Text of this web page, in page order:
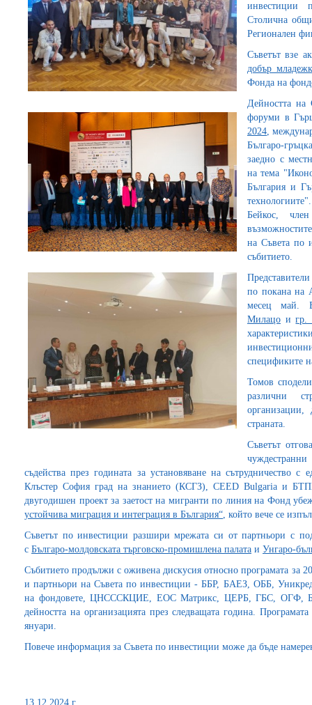
инвестиции
Столична
Регионален
Съветът взе
добър
Фонда на
Дейността на
форуми в
2024,
Българо-
заедно с
на тема
България и
Бейкос,
на Съвета по
събитието.
по покана на
месец май.
Милацо игр.
спецификите
Томов
различни
страната.
Съветът
съдейства през годината за установяване на сътрудничество
Клъстер София град на знанието (КСГЗ), CEED Bulgaria и
двугодишен проект за заетост на мигранти по линия на Фонд
устойчива миграция и интеграция в България“, който вече се
Съветът по инвестиции разшири мрежата си от партньори с
с Българо-молдовската търговско-промишлена палата и Унгаро-
Събитието продължи с оживена дискусия относно програмата за
и партньори на Съвета по инвестиции - ББР, БАЕЗ, ОББ,
на фондовете, ЦНСССКЦИЕ, ЕОС Матрикс, ЦЕРБ, ГБС, ОГФ,
дейността на организацията през следващата година.
януари.
Повече информация за Съвета по инвестиции може да бъде
13.12.2024 г.